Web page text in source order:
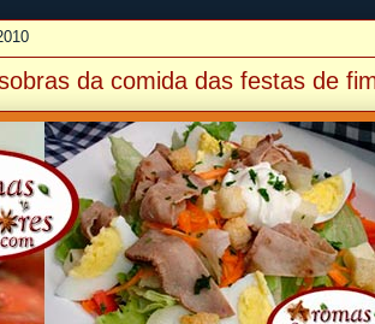
da comida das festas de